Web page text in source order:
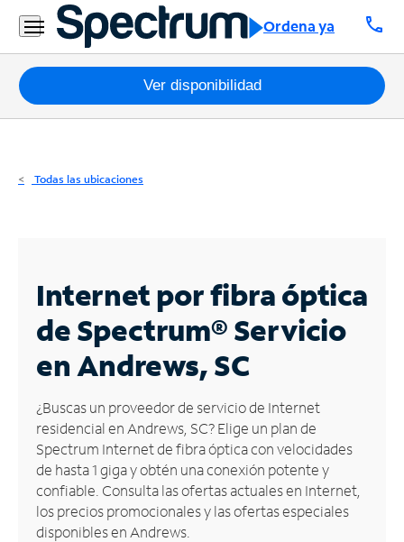
Ordena ya call
Residencial
Business
Paquetes
Internet
Business
Contáctanos
Inglés
Administrar
cuenta
Encuentra
una
tienda
Ver disponibilidad
Todas las ubicaciones
Internet por fibra óptica
de Spectrum®Servicio
en Andrews, SC
¿Buscas un proveedor de servicio de Internet
residencial en Andrews, SC? Elige un plan de
Spectrum Internet de fibra óptica con velocidades
de hasta 1 giga y obtén una conexión potente y
confiable. Consulta las ofertas actuales en Internet,
los precios promocionales y las ofertas especiales
disponibles en Andrews.